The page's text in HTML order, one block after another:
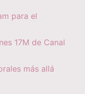
para el
17M de Canal
más allá